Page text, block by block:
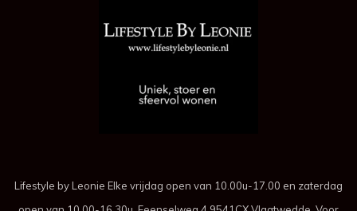
Lifestyle by Leonie Elke vrijdag open van 10.00u-17.00 en zaterdag